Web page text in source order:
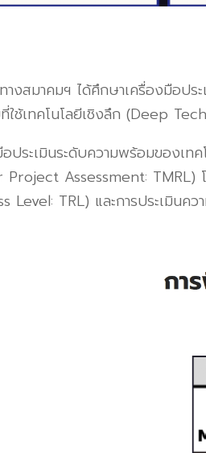
มฯ ได้ศึกษาเครื่องมือประเมิน
ใช้เทคโนโลยีเชิงลึก (Deep
ประเมินระดับความพร้อมของเท
Project Assessment: TMRL)
Level: TRL) และการประเมินค